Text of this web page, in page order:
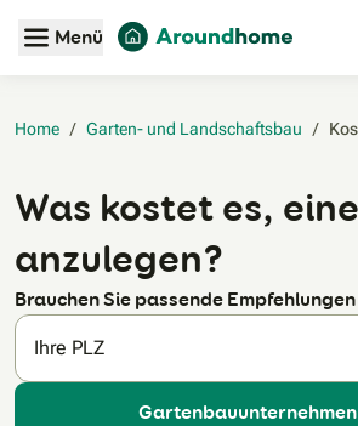
Zum Hauptinhalt
Menü
Home / Garten- und Landschaftsbau /
Was kostet es,
anzulegen?
Brauchen Sie passende
Ihre PLZ
Gartenbauunternehmen